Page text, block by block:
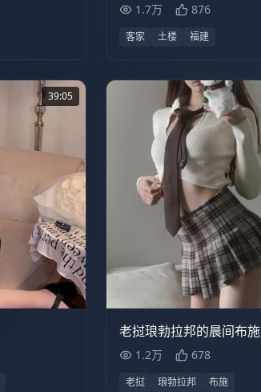
1.7万 876
客家 土楼 福建
39:05
39:05
老挝琅勃拉邦的晨间布施
1.2万 678
老挝 琅勃拉邦 布施